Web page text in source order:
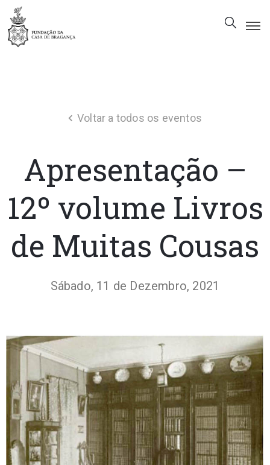
Visitas
+351
214
416
068
fcbraganca@fcbraganca.pt
Voltar a todos os eventos
Apresentação –
12º volume Livros
de Muitas Cousas
Sábado, 11 de Dezembro, 2021